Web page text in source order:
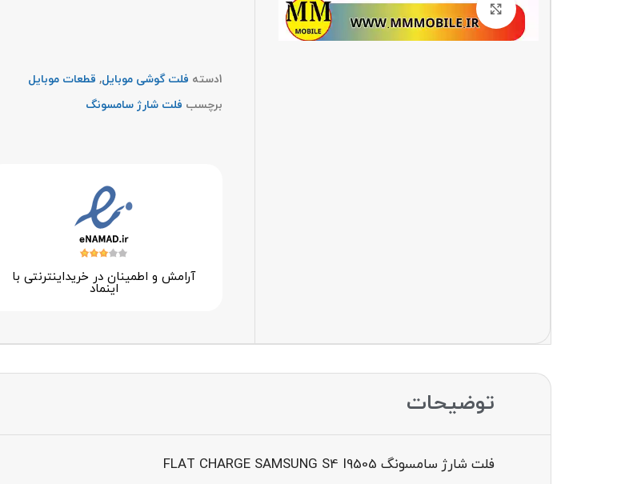
1دسته فلت گوشی موبایل, قطعات موبایل
برچسب فلت شارژ سامسونگ
آرامش و اطمینان در خرید‌اینترنتی با
اینماد
توضیحات
فلت شارژ سامسونگ FLAT CHARGE SAMSUNG S4 I9505